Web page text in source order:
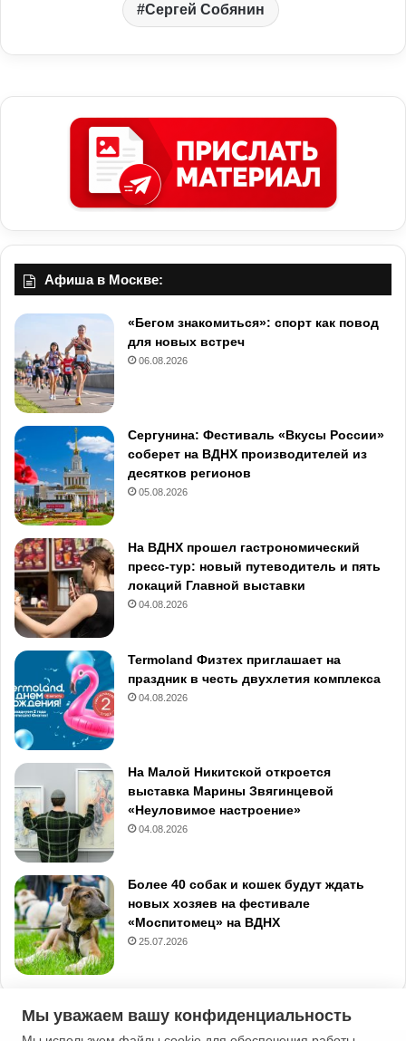
Сергей Собянин
Афиша в Москве:
«Бегом знакомиться»: спорт как повод
для новых встреч
06.08.2026
Сергунина: Фестиваль «Вкусы России»
соберет на ВДНХ производителей из
десятков регионов
05.08.2026
На ВДНХ прошел гастрономический
пресс-тур: новый путеводитель и пять
локаций Главной выставки
04.08.2026
Termoland Физтех приглашает на
праздник в честь двухлетия комплекса
04.08.2026
На Малой Никитской откроется
выставка Марины Звягинцевой
«Неуловимое настроение»
04.08.2026
Более 40 собак и кошек будут ждать
новых хозяев на фестивале
«Моспитомец» на ВДНХ
25.07.2026
Мы уважаем вашу конфиденциальность